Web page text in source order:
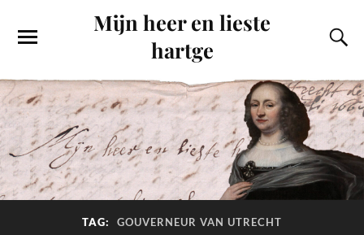
Mijn heer en lieste
hartge
TAG: GOUVERNEUR VAN UTRECHT